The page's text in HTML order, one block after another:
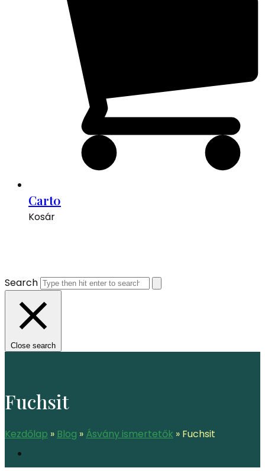
Cart0
Kosár
Search
Close search
Fuchsit
Kezdőlap » Blog » Ásvány ismertetők » Fuchsit